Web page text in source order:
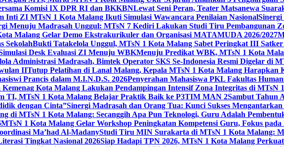
Komisi IX DPR RI dan BKKBNLewat Seni Peran, Teater Matsanewa
ZI MTsN 1 Kota Malang Ikuti Simulasi Wawancara Penilaian Nasional
Menuju Madrasah Unggul: MTsN 7 Kediri Lakukan Studi Tiru Pembangunan
Malang Gelar Demo Ekstrakurikuler dan Organisasi MATAMUDA 2026/2027
SekolahBukti Tatakelola Unggul, MTsN 1 Kota Malang Sabet Peringkat III
Desk Evaluasi ZI Menuju WBKMenuju Predikat WBK, MTsN 1 Kota
Administrasi Madrasah, Bimtek Operator SKS Se-Indonesia Resmi Digelar di
IITutup Pelatihan di Lanal Malang, Kepala MTsN 1 Kota Malang
Prancis dalam M.I.N.D.S. 2026Penyerahan Mahasiswa PKL Fakultas
Kota Malang Lakukan Pendampingan Intensif Zona Integritas di MTsN 1
TI, MTsN 1 Kota Malang Belajar Praktik Baik ke P3TIM MAN 2Sambut Tahun
dengan Cinta”Sinergi Madrasah dan Orang Tua: Kunci Sukses
di MTsN 1 Kota Malang: Secanggih Apa Pun Teknologi, Guru Adalah
MTsN 1 Kota Malang Gelar Workshop Peningkatan Kompetensi Guru, Fokus
Ma’had Al-MadanyStudi Tiru MIN Surakarta di MTsN 1 Kota Malang:
Tingkat Nasional 2026Siap Hadapi TPN 2026, MTsN 1 Kota Malang